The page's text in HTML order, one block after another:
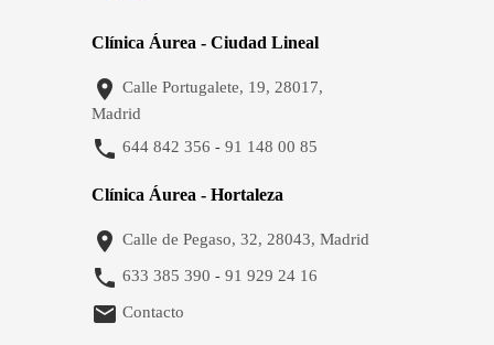
Clínica Áurea - Ciudad Lineal
 Calle Portugalete, 19, 28017,
Madrid
 644 842 356 - 91 148 00 85
Clínica Áurea - Hortaleza
 Calle de Pegaso, 32, 28043, Madrid
 633 385 390 - 91 929 24 16
 Contacto